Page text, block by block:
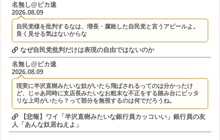
名無し@ピカ速
2026.08.09
自民党様を批判するなは、増長・腐敗した自民党と言うアピールよ。
良く見せる気はないからな
なぜ自民党批判だけは表現の自由ではないのか
名無し@ピカ速
2026.08.09
現実に半沢直樹みたいな奴がいたら飛ばされるってのは分かったけ
ど、じゃあ同時に支店長みたいなお粗末な不正をする踏み台にピッタ
リな上司がいたら？って部分を無視するのは何でだろうね。
【悲報】ワイ「半沢直樹みたいな銀行員カッコいい」銀行員の友
人「あんな奴居ねえよ」